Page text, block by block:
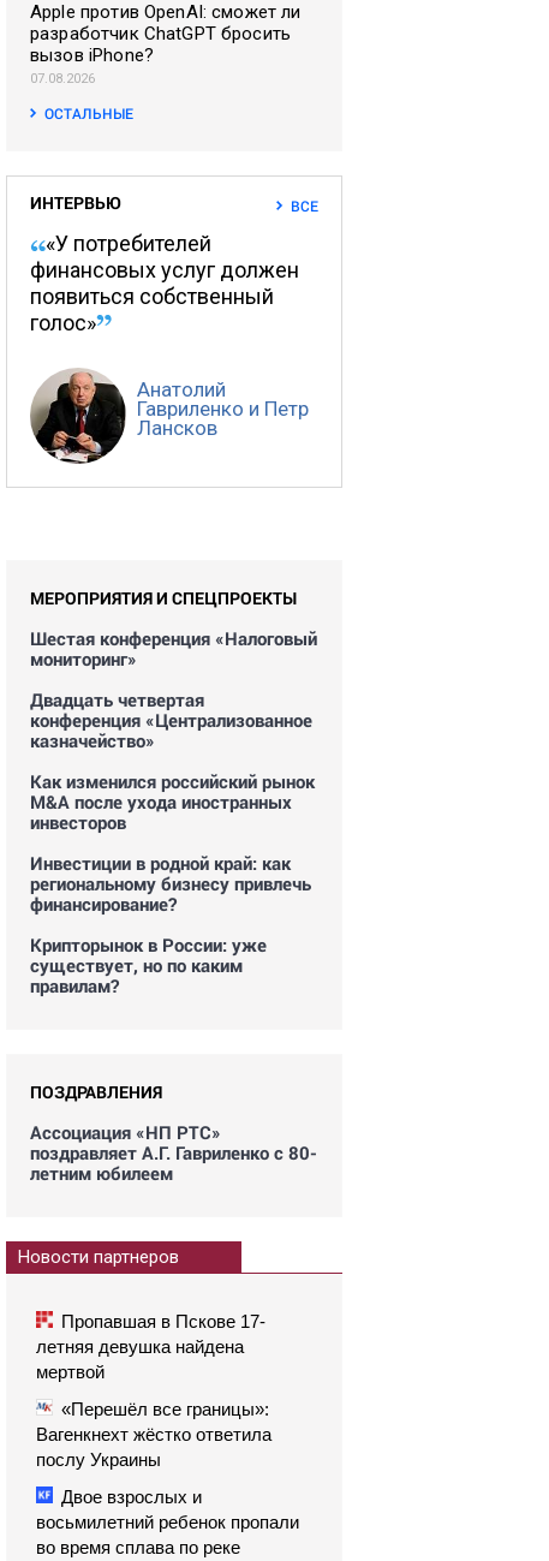
Apple против OpenAI: сможет ли
разработчик ChatGPT бросить
вызов iPhone?
07.08.2026
ОСТАЛЬНЫЕ
ИНТЕРВЬЮ ВСЕ
«У потребителей
финансовых услуг должен
появиться собственный
голос»
Анатолий
Гавриленко и Петр
Лансков
МЕРОПРИЯТИЯ И СПЕЦПРОЕКТЫ
Шестая конференция «Налоговый
мониторинг»
Двадцать четвертая
конференция «Централизованное
казначейство»
Как изменился российский рынок
M&A после ухода иностранных
инвесторов
Инвестиции в родной край: как
региональному бизнесу привлечь
финансирование?
Крипторынок в России: уже
существует, но по каким
правилам?
ПОЗДРАВЛЕНИЯ
Ассоциация «НП РТС»
поздравляет А.Г. Гавриленко с 80-
летним юбилеем
Новости партнеров
Пропавшая в Пскове 17-
летняя девушка найдена
мертвой
«Перешёл все границы»:
Вагенкнехт жёстко ответила
послу Украины
Двое взрослых и
восьмилетний ребенок пропали
во время сплава по реке